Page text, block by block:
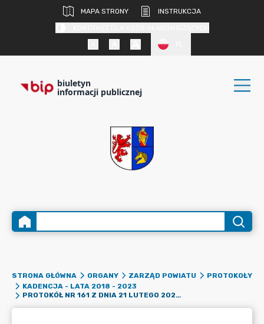
MAPA STRONY
INSTRUKCJA
biuletyn
informacji publicznej
STRONA GŁÓWNA ORGANY ZARZĄD POWIATU
PROTOKOŁY
KADENCJA - LATA 2018 - 2023
PROTOKÓŁ NR 161 Z DNIA 21 LUTEGO 2024 R.